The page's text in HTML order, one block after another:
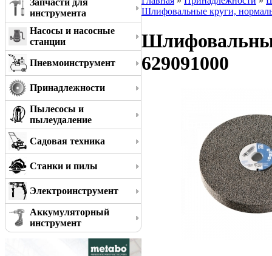
Запчасти для
инструмента
Насосы и насосные
станции
Пневмоинструмент
Принадлежности
Пылесосы и
пылеудаление
Садовая техника
Станки и пилы
Электроинструмент
Аккумуляторный
инструмент
Шлифовальные круги,
629091000